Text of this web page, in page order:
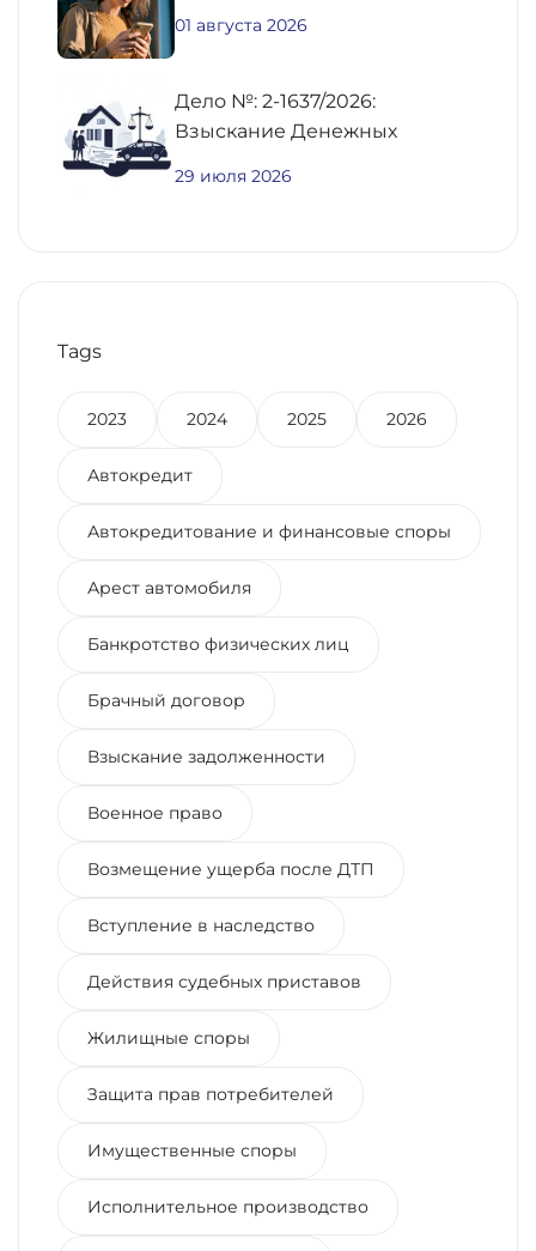
01 августа 2026
Дело №: 2-1637/2026:
Взыскание Денежных
29 июля 2026
Tags
2023 2024 2025 2026
Автокредит
Автокредитование и финансовые споры
Арест автомобиля
Банкротство физических лиц
Брачный договор
Взыскание задолженности
Военное право
Возмещение ущерба после ДТП
Вступление в наследство
Действия судебных приставов
Жилищные споры
Защита прав потребителей
Имущественные споры
Исполнительное производство